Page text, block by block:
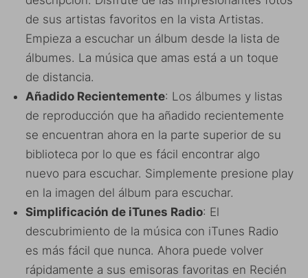
de sus artistas favoritos en la vista Artistas.
Empieza a escuchar un álbum desde la lista de
álbumes. La música que amas está a un toque
de distancia.
Añadido Recientemente: Los álbumes y listas
de reproducción que ha añadido recientemente
se encuentran ahora en la parte superior de su
biblioteca por lo que es fácil encontrar algo
nuevo para escuchar. Simplemente presione play
en la imagen del álbum para escuchar.
Simplificación de iTunes Radio: El
descubrimiento de la música con iTunes Radio
es más fácil que nunca. Ahora puede volver
rápidamente a sus emisoras favoritas en Recién